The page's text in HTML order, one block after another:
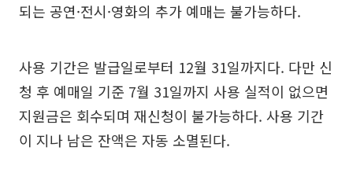
되는 공연·전시·영화의 추가 예매는 불가능하다.
사용 기간은 발급일로부터 12월 31일까지다. 다만 신
청 후 예매일 기준 7월 31일까지 사용 실적이 없으면
지원금은 회수되며 재신청이 불가능하다. 사용 기간
이 지나 남은 잔액은 자동 소멸된다.